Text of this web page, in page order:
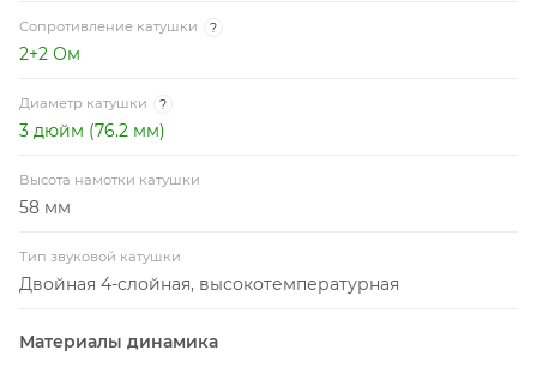
Сопротивление катушки ?
2+2 Ом
Диаметр катушки ?
3 дюйм (76.2 мм)
Высота намотки катушки
58 мм
Тип звуковой катушки
Двойная 4-слойная, высокотемпературная
Материалы динамика